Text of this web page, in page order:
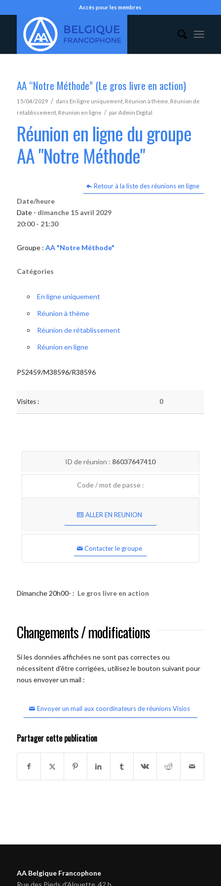
Accès pour les membres
AA “Notre Méthode” (Le gros livre en action)
15/04/2029 / dans En ligne uniquement, Réunion à thème Réunion de
rétablissement, Réunion en ligne / parAdmin Digital
Réunion en ligne du groupe
AA "Notre Méthode"
Retour à la liste des réunions en ligne
Date/heure
Date - dimanche 15 avril 2029
20:00 - 21:30
Groupe : AA "Notre Méthode"
Catégories
En ligne uniquement
Réunion à thème
Réunion de rétablissement
Réunion en ligne
P52459/M38596/R38596
Visites : 0
ID de réunion : 86037647410
Code / mot de passe :
ALLER EN REUNION
Contacter le groupe
Dimanche 20h00- : Le gros livre en action
Changements / modifications
Si les données affichées ne sont pas correctes ou
nécessitent d'être corrigées, utilisez le bouton suivant pour
nous envoyer un mail :
Envoyer un mail aux coordinateurs de réunions Visios
Partager cette publication
AA Belgique Francophone
Rue des Pieds d'Alouette, 42 b